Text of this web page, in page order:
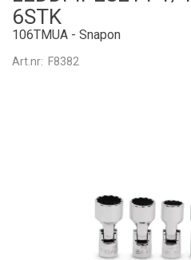
6STK
106TMUA - Snapon
Art.nr: F8382